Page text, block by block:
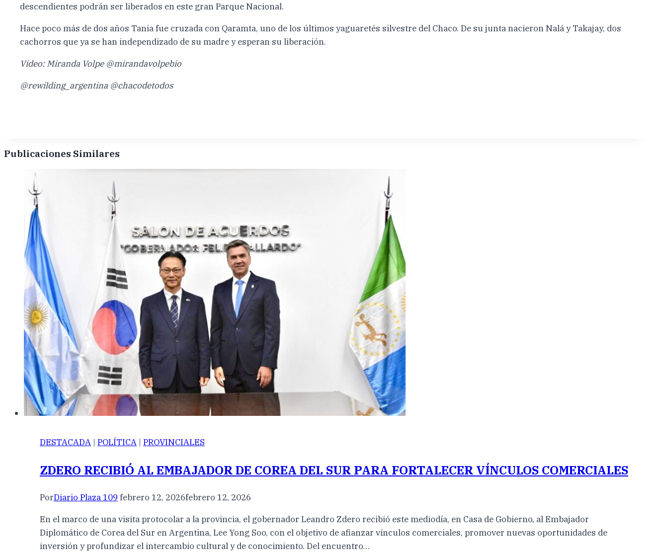
descendientes podrán ser liberados en este gran Parque Nacional.
Hace poco más de dos años Tania fue cruzada con Qaramta, uno de los últimos yaguaretés silvestre del Chaco. De su junta nacieron Nalá y Takajay, dos
cachorros que ya se han independizado de su madre y esperan su liberación.
Video: Miranda Volpe @mirandavolpebio
@rewilding_argentina @chacodetodos
Publicaciones Similares
DESTACADA | POLÍTICA | PROVINCIALES
ZDERO RECIBIÓ AL EMBAJADOR DE COREA DEL SUR PARA FORTALECER VÍNCULOS COMERCIALES
PorDiario Plaza 109 febrero 12, 2026febrero 12, 2026
En el marco de una visita protocolar a la provincia, el gobernador Leandro Zdero recibió este mediodía, en Casa de Gobierno, al Embajador
Diplomático de Corea del Sur en Argentina, Lee Yong Soo, con el objetivo de afianzar vínculos comerciales, promover nuevas oportunidades de
inversión y profundizar el intercambio cultural y de conocimiento. Del encuentro…